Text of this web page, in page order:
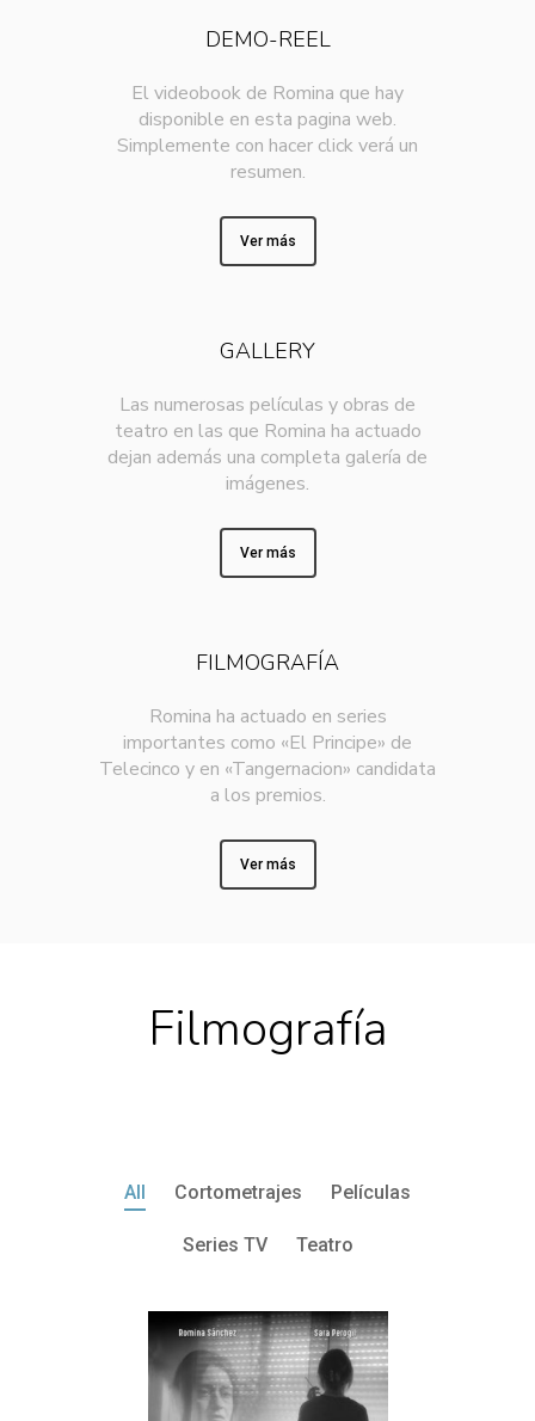
DEMO-REEL
El videobook de Romina que hay
disponible en esta pagina web.
Simplemente con hacer click verá un
resumen.
Ver más
GALLERY
Las numerosas películas y obras de
teatro en las que Romina ha actuado
dejan además una completa galería de
imágenes.
Ver más
FILMOGRAFÍA
Romina ha actuado en series
importantes como «El Principe» de
Telecinco y en «Tangernacion» candidata
a los premios.
Ver más
Filmografía
All Cortometrajes Películas
Series TV Teatro